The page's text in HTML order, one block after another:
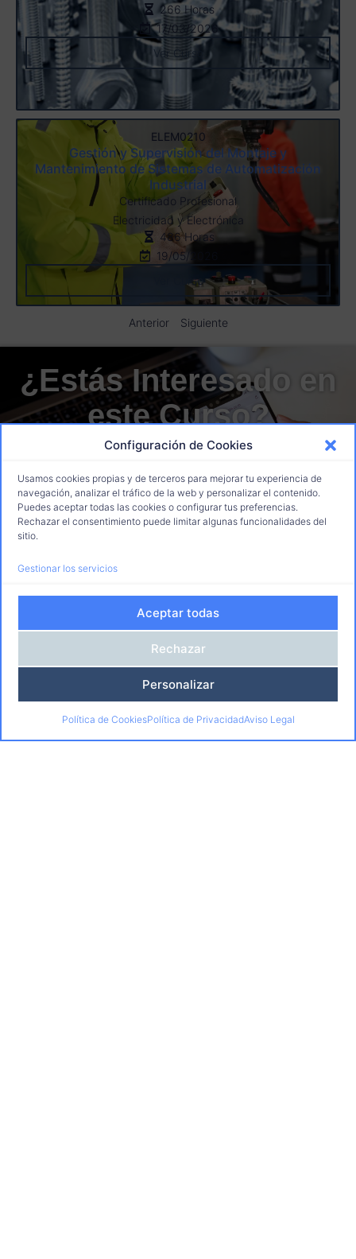
Configuración de Cookies
Usamos cookies propias y de terceros para mejorar tu experiencia de
navegación, analizar el tráfico de la web y personalizar el contenido.
Puedes aceptar todas las cookies o configurar tus preferencias.
Rechazar el consentimiento puede limitar algunas funcionalidades del
sitio.
Gestionar los servicios
Aceptar todas
Rechazar
Personalizar
Política de CookiesPolítica de PrivacidadAviso Legal
266 Horas
17/03/2026
Ver Curso
ELEM0210
Gestión y Supervisión del Montaje y
Mantenimiento de Sistemas de Automatización
Industrial
Certificado Profesional
Electricidad y Electrónica
486 Horas
19/05/2026
Ver Curso
Anterior Siguiente
¿Estás Interesado en
este Curso?
Para entrar en el proceso de selección,
Solicita tu Plaza
Más de 25 dedicados a la
Formación para el Empleo
91 675 70 78
informacion@catfaformacion.com
629 28 92 56
C. de Jaén, 1, 28850 Torrejón de Ardoz
Nosotros